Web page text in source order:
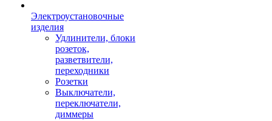
Электроустановочные
изделия
Удлинители, блоки
розеток,
разветвители,
переходники
Розетки
Выключатели,
переключатели,
диммеры